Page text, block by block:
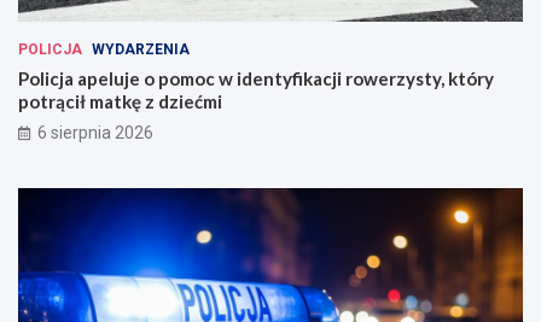
POLICJA WYDARZENIA
Policja apeluje o pomoc w identyfikacji rowerzysty, który
potrącił matkę z dziećmi
6 sierpnia 2026